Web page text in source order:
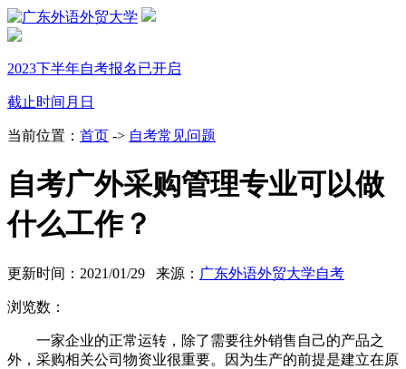
2023下半年自考报名已开启
截止时间 月 日
当前位置： 首页 -> 自考常见问题
自考广外采购管理专业可以做
什么工作？
更新时间：2021/01/29 来源： 广东外语外贸大学自考
浏览数：
一家企业的正常运转，除了需要往外销售自己的产品之
外，采购相关公司物资业很重要。因为生产的前提是建立在原